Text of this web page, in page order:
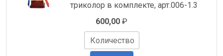
триколор в комплекте, арт.006-1.3
600,00 ₽
Количество